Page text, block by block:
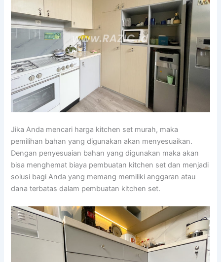
Jika Anda mencari harga kitchen set murah, maka
pemilihan bahan yang digunakan akan menyesuaikan.
Dengan penyesuaian bahan yang digunakan maka akan
bisa menghemat biaya pembuatan kitchen set dan menjadi
solusi bagi Anda yang memang memiliki anggaran atau
dana terbatas dalam pembuatan kitchen set.